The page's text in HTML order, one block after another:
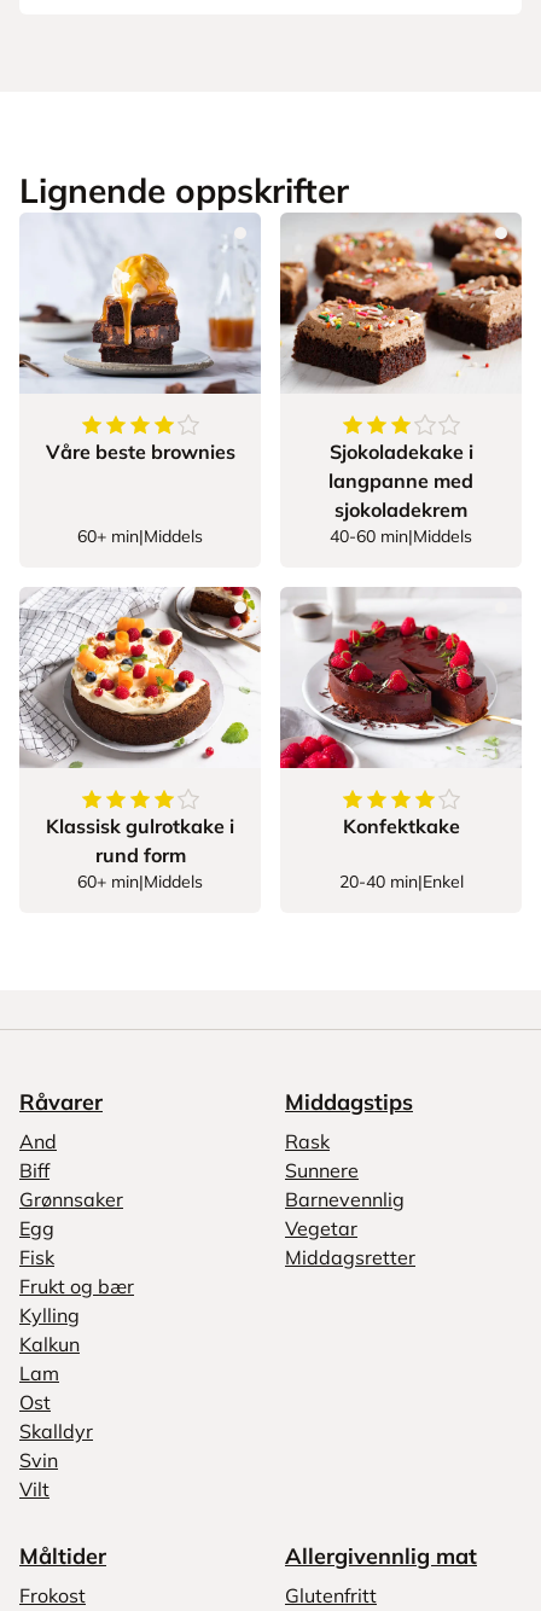
Lignende oppskrifter
4.068181818181818
stjerner
Våre beste brownies
60+ min|Middels
Sjokoladekake i
langpanne med
sjokoladekrem
40-60 min|Middels
4.156028368794326
stjerner
Klassisk gulrotkake i
rund form
60+ min|Middels
4.2av5 stjerner
Konfektkake
20-40 min|Enkel
Råvarer
And
Biff
Grønnsaker
Egg
Fisk
Frukt og bær
Kylling
Kalkun
Lam
Ost
Skalldyr
Svin
Vilt
Middagstips
Rask
Sunnere
Barnevennlig
Vegetar
Middagsretter
Måltider
Frokost
Allergivennlig mat
Glutenfritt